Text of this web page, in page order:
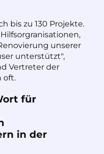
bis zu 130 Projekte.
unserer
unterstützt",
Vertreter der
oft.
für
in der